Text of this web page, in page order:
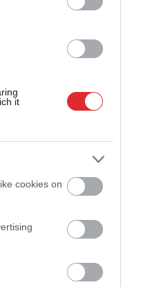
it
cookies on